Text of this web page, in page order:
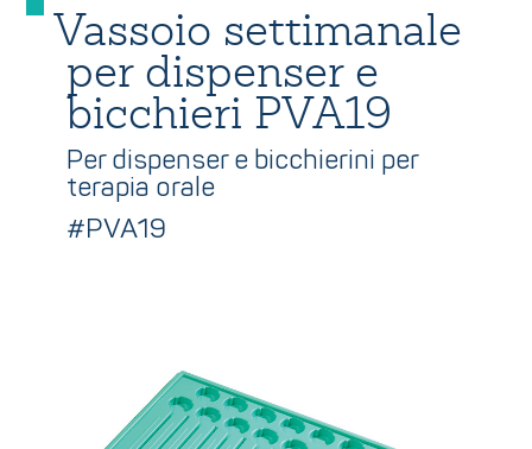
Vassoio settimanale
per dispenser e
bicchieri PVA19
Per dispenser e bicchierini per
terapia orale
#PVA19